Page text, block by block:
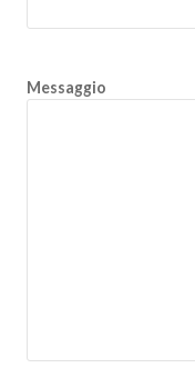
Messaggio